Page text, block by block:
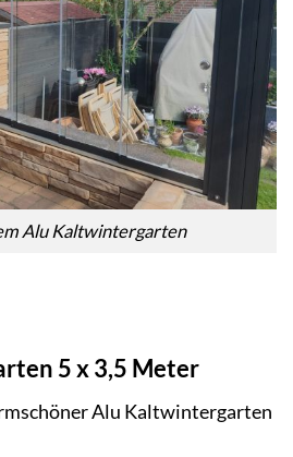
Alu Kaltwintergarten
5 x 3,5 Meter
Alu Kaltwintergarten